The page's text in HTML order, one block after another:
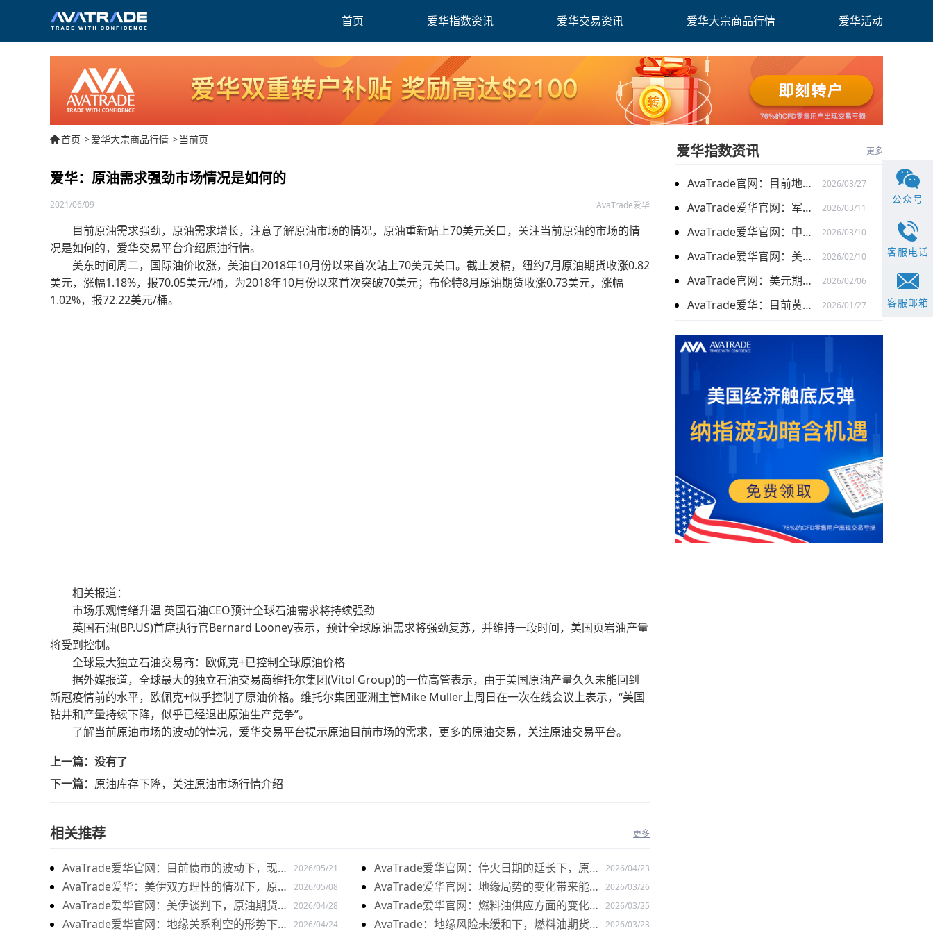
首页 爱华指数资讯 爱华交易资讯 爱华大宗商品行情 爱华活动
首页->爱华大宗商品行情-> 当前页
爱华：原油需求强劲市场情况是如何的
2021/06/09 AvaTrade爱华
目前原油需求强劲，原油需求增长，注意了解原油市场的情况，原油重新站上70美元关口，关注当前原油的市场的情
况是如何的，爱华交易平台介绍原油行情。
美东时间周二，国际油价收涨，美油自2018年10月份以来首次站上70美元关口。截止发稿，纽约7月原油期货收涨0.82
美元，涨幅1.18%，报70.05美元/桶，为2018年10月份以来首次突破70美元；布伦特8月原油期货收涨0.73美元，涨幅
1.02%，报72.22美元/桶。
相关报道：
市场乐观情绪升温 英国石油CEO预计全球石油需求将持续强劲
英国石油(BP.US)首席执行官Bernard Looney表示，预计全球原油需求将强劲复苏，并维持一段时间，美国页岩油产量
将受到控制。
全球最大独立石油交易商：欧佩克+已控制全球原油价格
据外媒报道，全球最大的独立石油交易商维托尔集团(Vitol Group)的一位高管表示，由于美国原油产量久久未能回到
新冠疫情前的水平，欧佩克+似乎控制了原油价格。维托尔集团亚洲主管Mike Muller上周日在一次在线会议上表示，“美国
钻井和产量持续下降，似乎已经退出原油生产竞争”。
了解当前原油市场的波动的情况，爱华交易平台提示原油目前市场的需求，更多的原油交易，关注原油交易平台。
上一篇： 没有了
下一篇： 原油库存下降，关注原油市场行情介绍
相关推荐 更多
AvaTrade爱华官网：目前债市的波动下，现货
黄金价格震荡走势
2026/05/21
AvaTrade爱华：美伊双方理性的情况下，原油
价格下跌
2026/05/08
AvaTrade爱华官网：美伊谈判下，原油期货价
格上涨
2026/04/28
AvaTrade爱华官网：地缘关系利空的形势下， 2026/04/24
AvaTrade爱华官网：停火日期的延长下，原油
价格开盘上涨
2026/04/23
AvaTrade爱华官网：地缘局势的变化带来能源
市场影响，美原油价格上涨
2026/03/26
AvaTrade爱华官网：燃料油供应方面的变化，
油价出现下跌
2026/03/25
AvaTrade：地缘风险未缓和下，燃料油期货持 2026/03/23
爱华指数资讯 更多
AvaTrade官网：目前地缘关系引发的供需的变化，带来的燃料油价格持续上涨 2026/03/27
AvaTrade爱华官网：军事行动的担忧下，黄金价格持续上涨 2026/03/11
AvaTrade爱华官网：中东局势以及避险需求下，黄金价格走势稳健 2026/03/10
AvaTrade爱华官网：美元走弱以及就业数据疲软，美股三大指数集体上涨 2026/02/10
AvaTrade官网：美元期货走强的情况下，现货黄金价格探底回升 2026/02/06
AvaTrade爱华：目前黄金价格涨势延续，关注全球市场变化 2026/01/27
公众号
客服电话
客服邮箱